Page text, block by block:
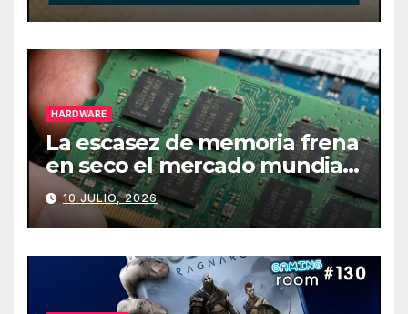
HARDWARE
La escasez de memoria frena
en seco el mercado mundial
de PCs
10 JULIO, 2026